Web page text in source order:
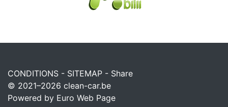
CONDITIONS - SITEMAP - Share
© 2021–2026 clean-car.be
Powered by Euro Web Page